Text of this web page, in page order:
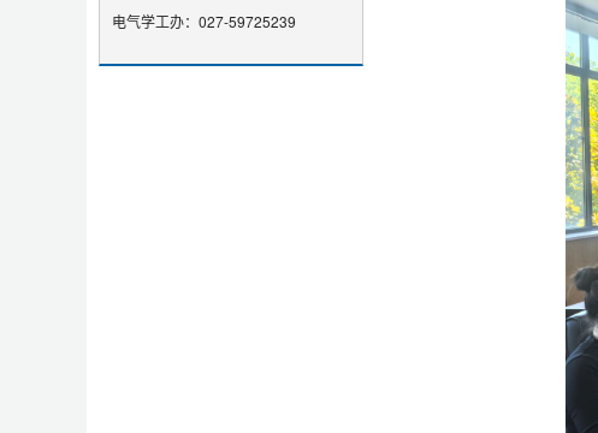
电气学工办：027-59725239